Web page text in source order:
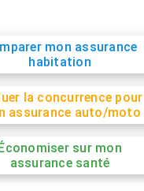
mon assurance
habitation
la concurrence pour
assurance auto/moto
sur mon
assurance santé